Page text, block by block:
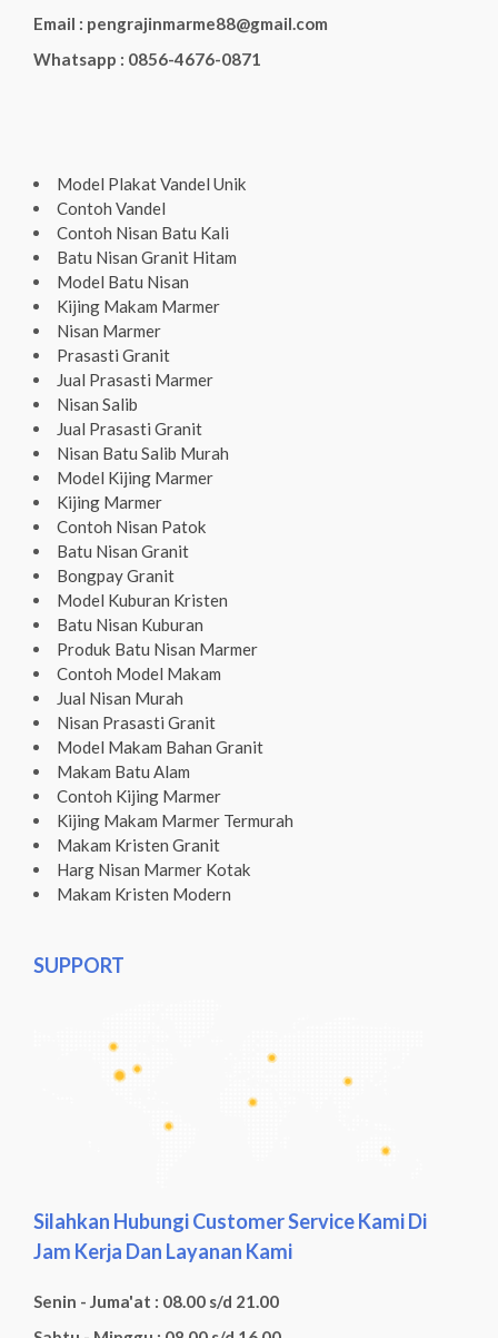
Email : pengrajinmarme88@gmail.com
Whatsapp : 0856-4676-0871
Model Plakat Vandel Unik
Contoh Vandel
Contoh Nisan Batu Kali
Batu Nisan Granit Hitam
Model Batu Nisan
Kijing Makam Marmer
Nisan Marmer
Prasasti Granit
Jual Prasasti Marmer
Nisan Salib
Jual Prasasti Granit
Nisan Batu Salib Murah
Model Kijing Marmer
Kijing Marmer
Contoh Nisan Patok
Batu Nisan Granit
Bongpay Granit
Model Kuburan Kristen
Batu Nisan Kuburan
Produk Batu Nisan Marmer
Contoh Model Makam
Jual Nisan Murah
Nisan Prasasti Granit
Model Makam Bahan Granit
Makam Batu Alam
Contoh Kijing Marmer
Kijing Makam Marmer Termurah
Makam Kristen Granit
Harg Nisan Marmer Kotak
Makam Kristen Modern
SUPPORT
Silahkan Hubungi Customer Service Kami Di
Jam Kerja Dan Layanan Kami
Senin - Juma'at : 08.00 s/d 21.00